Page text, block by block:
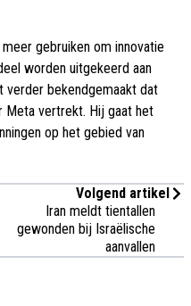
gebruiken om innovatie
worden uitgekeerd aan
verder bekendgemaakt dat
Meta vertrekt. Hij gaat het
op het gebied van
Volgend artikel
Iran meldt tientallen
gewonden bij Israëlische
aanvallen